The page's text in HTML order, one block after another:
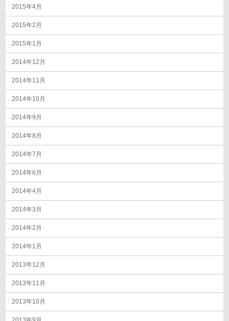
2015年4月
2015年2月
2015年1月
2014年12月
2014年11月
2014年10月
2014年9月
2014年8月
2014年7月
2014年6月
2014年4月
2014年3月
2014年2月
2014年1月
2013年12月
2013年11月
2013年10月